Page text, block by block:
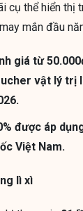
cụ thể hiển thị
mắn đầu
giá từ
vật lý trị
được áp
Việt Nam.
lì xì